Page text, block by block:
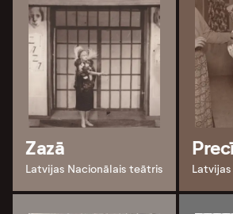
Zazā
Latvijas Nacionālais teātris